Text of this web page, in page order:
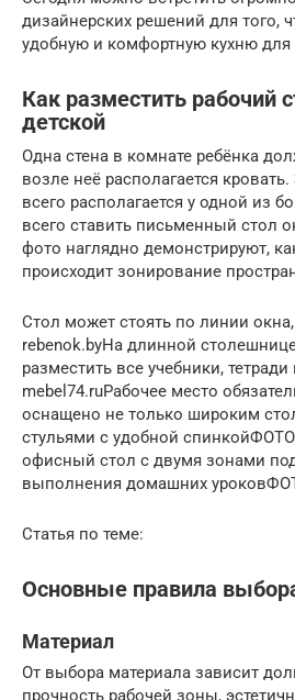
дизайнерских решений для того,
удобную и комфортную кухню для
Как разместить рабочий
детской
Одна стена в комнате ребёнка
возле неё располагается
всего располагается у одной из
всего ставить письменный стол
фото наглядно демонстрируют,
происходит зонирование
Стол может стоять по линии
rebenok.byНа длинной
разместить все учебники,
mebel74.ruРабочее место
оснащено не только широким
стульями с удобной
офисный стол с двумя зонами
выполнения домашних
Статья по теме:
Основные правила
Материал
От выбора материала зависит
прочность рабочей зоны,